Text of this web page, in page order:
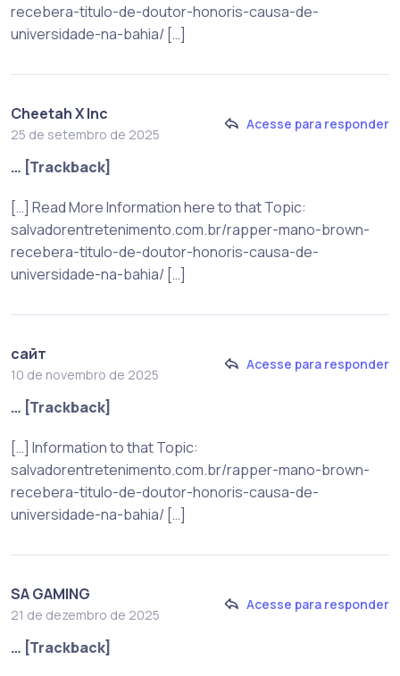
recebera-titulo-de-doutor-honoris-causa-de-
universidade-na-bahia/ […]
Cheetah X Inc
25 de setembro de 2025
Acesse para responder
… [Trackback]
[…] Read More Information here to that Topic:
salvadorentretenimento.com.br/rapper-mano-brown-
recebera-titulo-de-doutor-honoris-causa-de-
universidade-na-bahia/ […]
сайт
10 de novembro de 2025
Acesse para responder
… [Trackback]
[…] Information to that Topic:
salvadorentretenimento.com.br/rapper-mano-brown-
recebera-titulo-de-doutor-honoris-causa-de-
universidade-na-bahia/ […]
SA GAMING
21 de dezembro de 2025
Acesse para responder
… [Trackback]